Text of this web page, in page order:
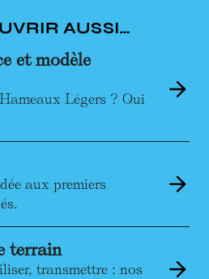
AUSSI…
et modèle
Légers ? Qui
aux premiers
terrain
transmettre : nos